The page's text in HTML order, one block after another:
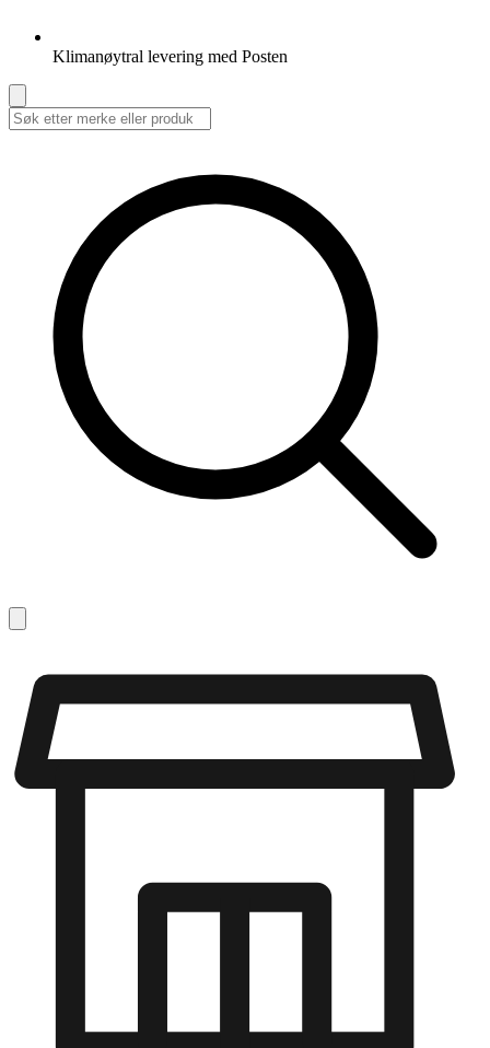
Klimanøytral levering med Posten